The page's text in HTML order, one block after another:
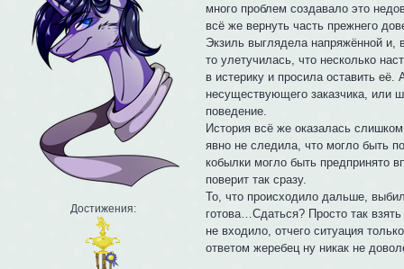
Достижения:
много проблем создавало это
всё же вернуть часть прежнего
Экзиль выглядела напряжённой и,
то улетучилась, что несколько
в истерику и просила оставить
несуществующего заказчика, или
поведение.
История всё же оказалась
явно не следила, что могло быть
кобылки могло быть предпринято
поверит так сразу.
То, что происходило дальше,
готова…Сдаться? Просто так
не входило, отчего ситуация
ответом жеребец ну никак не